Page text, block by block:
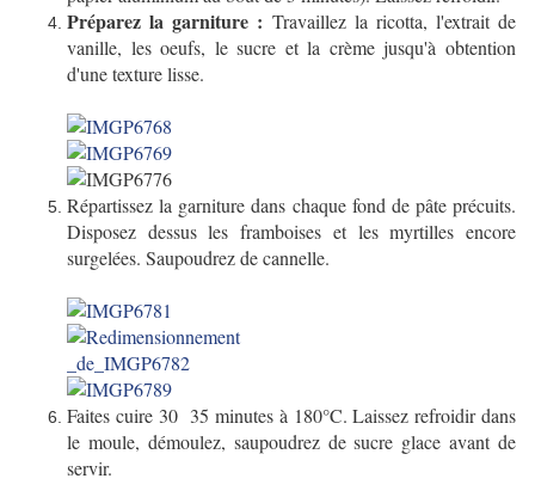
Préparez la garniture : Travaillez la ricotta, l'extrait de
vanille, les oeufs, le sucre et la crème jusqu'à obtention
d'une texture lisse.
Répartissez la garniture dans chaque fond de pâte précuits.
Disposez dessus les framboises et les myrtilles encore
surgelées. Saupoudrez de cannelle.
Faites cuire 30 35 minutes à 180°C. Laissez refroidir dans
le moule, démoulez, saupoudrez de sucre glace avant de
servir.